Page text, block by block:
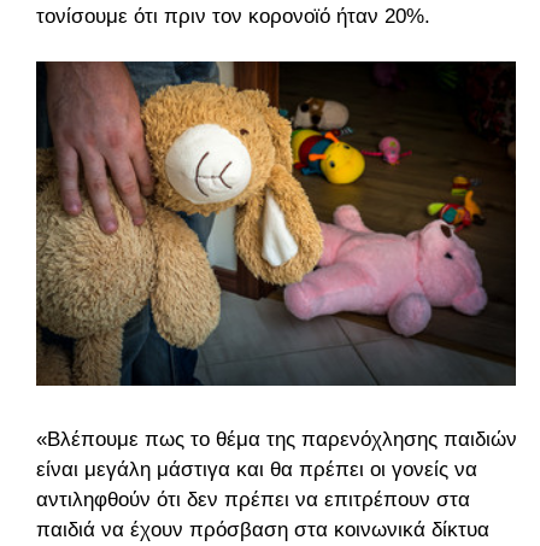
τονίσουμε ότι πριν τον κορονοϊό ήταν 20%.
«Βλέπουμε πως το θέμα της παρενόχλησης παιδιών
είναι μεγάλη μάστιγα και θα πρέπει οι γονείς να
αντιληφθούν ότι δεν πρέπει να επιτρέπουν στα
παιδιά να έχουν πρόσβαση στα κοινωνικά δίκτυα